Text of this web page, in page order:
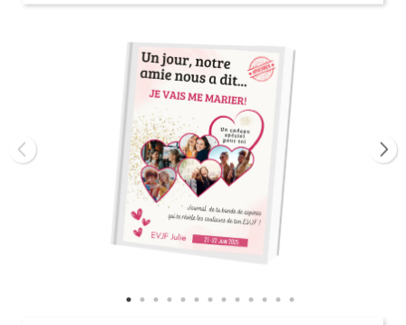
et Ile de France
Coordinatrice